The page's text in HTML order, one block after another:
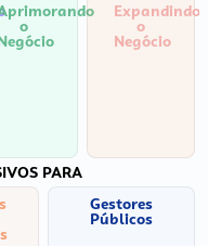
o
Expandindo
o
Negócio
PARA
Gestores
Públicos